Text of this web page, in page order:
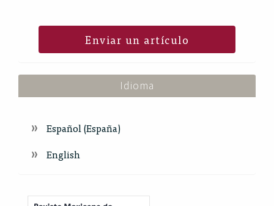
Enviar un artículo
Idioma
Español (España)
English
Index